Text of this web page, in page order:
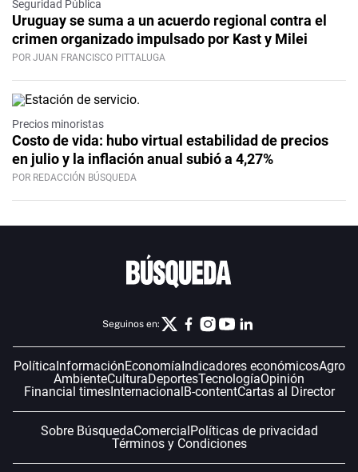
Seguridad Pública
Uruguay se suma a un acuerdo regional contra el
crimen organizado impulsado por Kast y Milei
POR JUAN FRANCISCO PITTALUGA
Precios minoristas
Costo de vida: hubo virtual estabilidad de precios
en julio y la inflación anual subió a 4,27%
POR REDACCIÓN BÚSQUEDA
Seguinos en:
PolíticaInformaciónEconomíaIndicadores económicosAgro
AmbienteCulturaDeportesTecnologíaOpinión
Financial timesInternacionalB-contentCartas al Director
Sobre BúsquedaComercialPolíticas de privacidad
Términos y Condiciones